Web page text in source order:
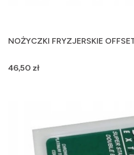
NOŻYCZKI FRYZJERSKIE
Cena
46,50 zł